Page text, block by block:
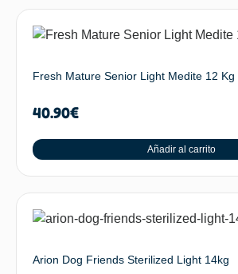
Fresh Mature Senior Light Medite 12 Kg
40.90€
Añadir al carrito
Arion Dog Friends Sterilized Light 14kg